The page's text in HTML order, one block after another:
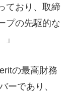
ており、取締
プの先駆的な
の最高財務
ーであり、